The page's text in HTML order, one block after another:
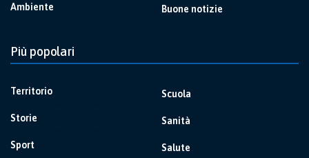
Ambiente Buone notizie
Più popolari
Territorio
Storie
Sport
Scuola
Sanità
Salute